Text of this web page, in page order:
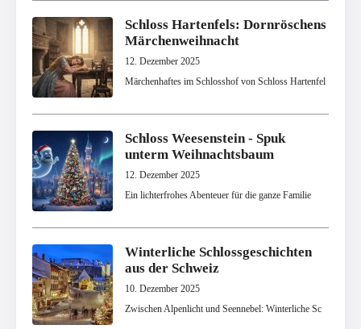
Schloss Hartenfels: Dornröschens
Märchenweihnacht
12. Dezember 2025
Märchenhaftes im Schlosshof von Schloss Hartenfel
Schloss Weesenstein - Spuk
unterm Weihnachtsbaum
12. Dezember 2025
Ein lichterfrohes Abenteuer für die ganze Familie
Winterliche Schlossgeschichten
aus der Schweiz
10. Dezember 2025
Zwischen Alpenlicht und Seennebel: Winterliche Sc